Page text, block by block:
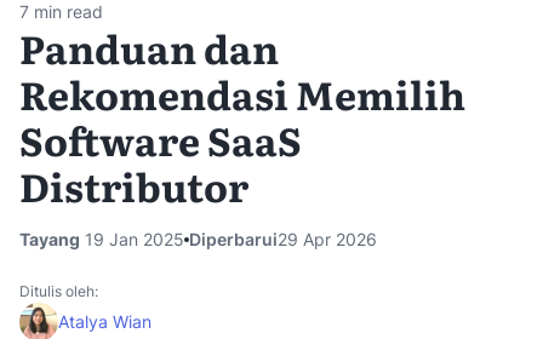
7 min read
Panduan dan
Rekomendasi Memilih
Software SaaS
Distributor
Tayang 19 Jan 2025 Diperbarui29 Apr 2026
Ditulis oleh:
Atalya Wian